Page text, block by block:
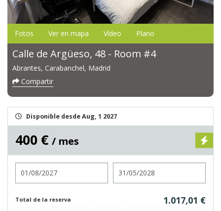
Fotos Ver en mapa Vídeo Plano
Calle de Argüeso, 48 - Room #4
Abrantes, Carabanchel, Madrid
Compartir
Disponible desde Aug, 1 2027
400 € / mes
Total de la reserva 1.017,01 €